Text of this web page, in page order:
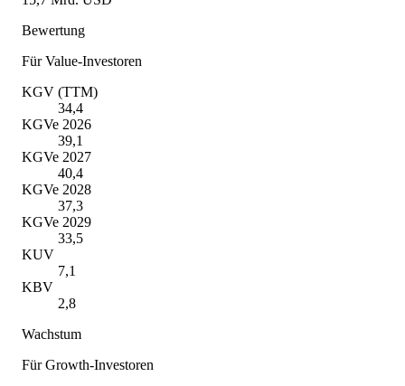
Bewertung
Für Value-Investoren
KGV (TTM)
34,4
KGVe 2026
39,1
KGVe 2027
40,4
KGVe 2028
37,3
KGVe 2029
33,5
KUV
7,1
KBV
2,8
Wachstum
Für Growth-Investoren